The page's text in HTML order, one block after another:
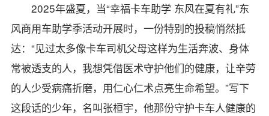
2025年盛夏，当“幸福卡车助学 东风在夏有礼”东
风商用车助学季活动开展时，一份特别的投稿悄然抵
达：“见过太多像卡车司机父母这样为生活奔波、身体
常被透支的人，我想凭借医术守护他们的健康，让辛劳
的人少受病痛折磨，用仁心仁术点亮生命希望。”写下
这段话的少年，名叫张桓宇，他那份守护卡车人健康的